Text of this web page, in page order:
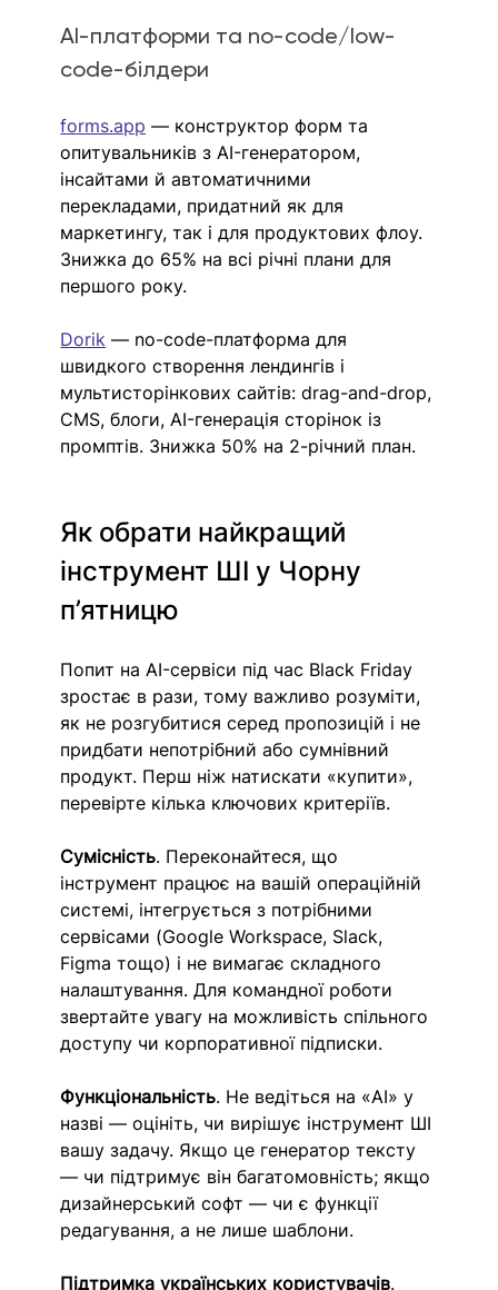
AI-платформи та no-code/low-
code-білдери
forms.app — конструктор форм та
опитувальників з AI-генератором,
інсайтами й автоматичними
перекладами, придатний як для
маркетингу, так і для продуктових флоу.
Знижка до 65% на всі річні плани для
першого року.
Dorik — no-code-платформа для
швидкого створення лендингів і
мультисторінкових сайтів: drag-and-drop,
CMS, блоги, AI-генерація сторінок із
промптів. Знижка 50% на 2-річний план.
Як обрати найкращий
інструмент ШІ у Чорну
п’ятницю
Попит на AI-сервіси під час Black Friday
зростає в рази, тому важливо розуміти,
як не розгубитися серед пропозицій і не
придбати непотрібний або сумнівний
продукт. Перш ніж натискати «купити»,
перевірте кілька ключових критеріїв.
Сумісність. Переконайтеся, що
інструмент працює на вашій операційній
системі, інтегрується з потрібними
сервісами (Google Workspace, Slack,
Figma тощо) і не вимагає складного
налаштування. Для командної роботи
звертайте увагу на можливість спільного
доступу чи корпоративної підписки.
Функціональність. Не ведіться на «AI» у
назві — оцініть, чи вирішує інструмент ШІ
вашу задачу. Якщо це генератор тексту
— чи підтримує він багатомовність; якщо
дизайнерський софт — чи є функції
редагування, а не лише шаблони.
Підтримка українських користувачів.